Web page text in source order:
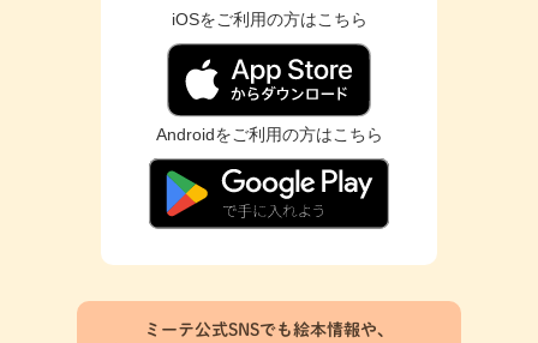
iOSをご利用の方はこちら
Androidをご利用の方はこちら
ミーテ公式SNSでも絵本情報や、